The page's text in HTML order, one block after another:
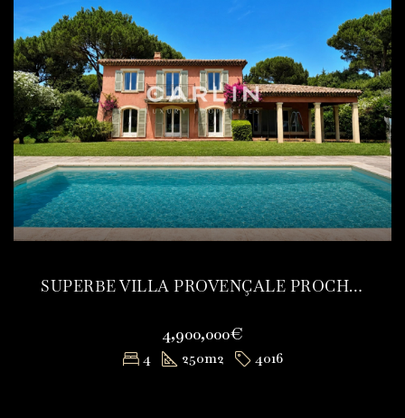
SUPERBE VILLA PROVENÇALE PROCHE CENTRE ET PLAGES
4,900,000€
4 250m2 4016